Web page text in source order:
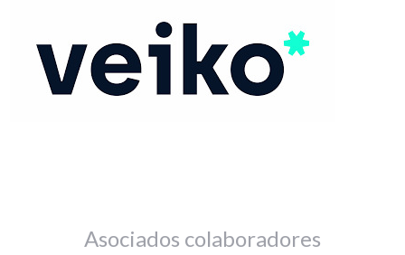
Asociados colaboradores